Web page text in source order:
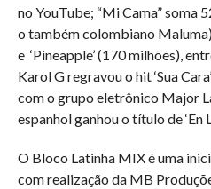
no YouTube; “Mi Cama” soma
o também colombiano
e ‘Pineapple’ (170 milhões),
Karol G regravou o hit ‘Sua
com o grupo eletrônico Major
espanhol ganhou o título de ‘En
O Bloco Latinha MIX é uma
com realização da MB